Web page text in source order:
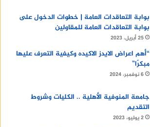
بوابة التعاقدات العامة | خطوات الدخول على
بوابة التعاقدات العامة للمقاولين
25 أبريل، 2023
“أهم اعراض الايدز الاكيده وكيفية التعرف عليها
مبكرًا”
6 نوفمبر، 2024
جامعة المنوفية الأهلية .. الكليات وشروط
التقديم
2 يوليو، 2023